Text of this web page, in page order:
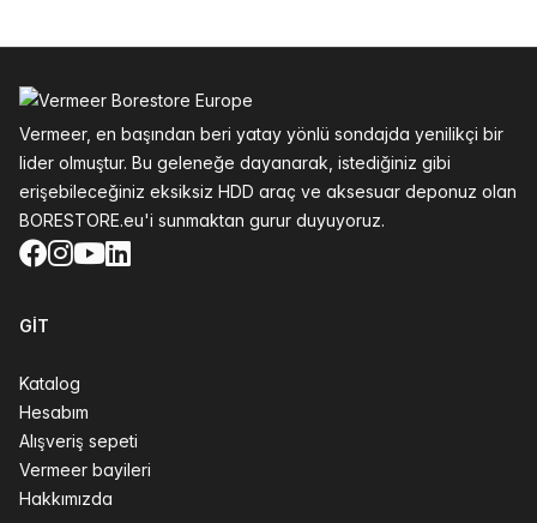
Vermeer, en başından beri yatay yönlü sondajda yenilikçi bir
lider olmuştur. Bu geleneğe dayanarak, istediğiniz gibi
erişebileceğiniz eksiksiz HDD araç ve aksesuar deponuz olan
BORESTORE.eu'i sunmaktan gurur duyuyoruz.
Facebook
Instagram
YouTube
LinkedIn
GIT
Katalog
Hesabım
Alışveriş sepeti
Vermeer bayileri
Hakkımızda